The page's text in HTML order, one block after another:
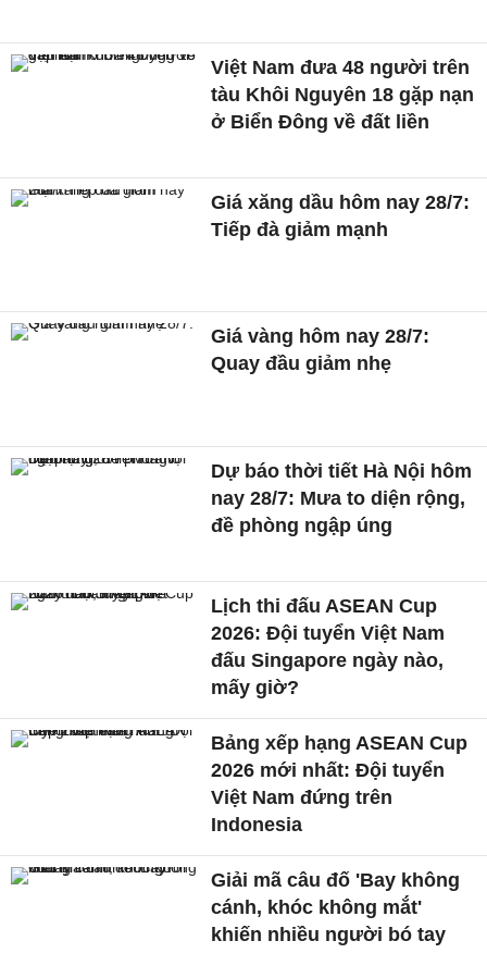
Việt Nam đưa 48 người trên
tàu Khôi Nguyên 18 gặp nạn
ở Biển Đông về đất liền
Giá xăng dầu hôm nay 28/7:
Tiếp đà giảm mạnh
Giá vàng hôm nay 28/7:
Quay đầu giảm nhẹ
Dự báo thời tiết Hà Nội hôm
nay 28/7: Mưa to diện rộng,
đề phòng ngập úng
Lịch thi đấu ASEAN Cup
2026: Đội tuyển Việt Nam
đấu Singapore ngày nào,
mấy giờ?
Bảng xếp hạng ASEAN Cup
2026 mới nhất: Đội tuyển
Việt Nam đứng trên
Indonesia
Giải mã câu đố 'Bay không
cánh, khóc không mắt'
khiến nhiều người bó tay